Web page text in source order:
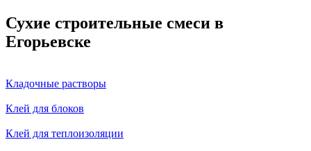
Сухие строительные смеси в
Егорьевске
Кладочные растворы
Клей для блоков
Клей для теплоизоляции